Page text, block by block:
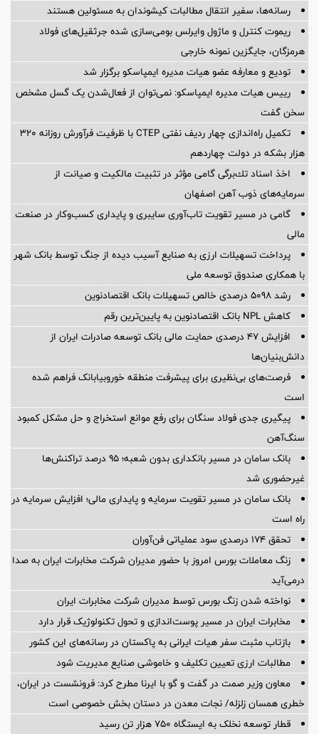
رسانه‌ها، سفیر انتقال مطالبات کیشوندان به مسئولین هستند
ریموت کنترل و ماژول وایرلس بومی‌سازی شده جرثقیل‌های فولاد
هرمزگان، جایگزین نمونه خارجی
تودیع و معارفه عضو هیات مدیره ایمپاسکو برگزار شد
رییس هیات مدیره ایمپاسکو: نمی‌توان از فعال‌شدن یک گسل مشخص
سخن گفت
تکمیل راه‌اندازی چهار ردیف نفتی CTEP با ظرفیت فرآورش روزانه ۳۲۰
هزار بشکه در دولت چهاردهم
اخذ اسناد تك‌برگی گامی مؤثر در تثبیت مالكیت و صیانت از
سرمایه‌های ذوب آهن اصفهان
گامی در مسیر تقویت تاب‌آوری سایبری و پایداری کسب‌وکار در صنعت
مالی
پرداخت تسهیلات ارزی به صنایع آسیب دیده از جنگ توسط بانک شهر
با همکاری صندوق توسعه ملی
رشد 5098 درصدی خالص تسهیلات بانک اقتصادنوین
کاهش NPL بانک اقتصادنوین به پایین‌ترین رقم
افزایش ۴۷ درصدی حمایت مالی بانک توسعه صادرات ایران از
دانش‌بنیان‌ها
فرصت‌های بی‌نظیری برای پیشرفت منطقه خوروبیابانک فراهم شده
است
پیگیری جدی فولاد سنگان برای رفع موانع استخراج و حل مشکل کمبود
سنگ‌آهن
بانک سامان در مسیر بانکداری بدون شعبه؛ ۹۵ درصد تراکنش‌ها
غیرحضوری شد
بانک سامان در مسیر تقویت سرمایه و پایداری مالی؛ افزایش سرمایه در
راه است
تحقق ۱۷۴ درصدی سود عملیاتی فن‌آوران
زنگ معاملات بورس امروز با حضور مدیران شرکت مخابرات ایران به صدا
درمی‌آید
نواخته شدن زنگ بورس توسط مدیران شرکت مخابرات ایران
مخابرات ایران در مسیر پوست‌اندازی و تحول تکنولوژیک قرار دارد
بازتاب مثبت سفر هیات ایرانی به پاکستان در رسانه‌های این کشور
مطالبات ارزی تعیین تکلیف و خاموشی صنایع مدیریت شود
معاون وزیر صمت در گفت و گو با ایرنا مطرح کرد: فرونشست در ایران،
خطری همسان زلزله/ نجات معدن در دستان بخش خصوصی است
قطار توسعه نخلک به ایستگاه ۷۵۰ هزار تن رسید